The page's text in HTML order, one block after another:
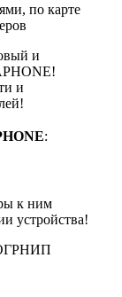
по карте
и
и
:
к ним
устройства!